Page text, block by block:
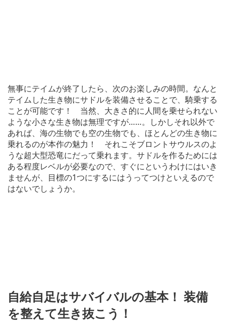
無事にテイムが終了したら、次のお楽しみの時間。なんと
テイムした生き物にサドルを装備させることで、騎乗する
ことが可能です！ 当然、大きさ的に人間を乗せられない
ような小さな生き物は無理ですが……。しかしそれ以外で
あれば、海の生物でも空の生物でも、ほとんどの生き物に
乗れるのが本作の魅力！ それこそブロントサウルスのよ
うな超大型恐竜にだって乗れます。サドルを作るためには
ある程度レベルが必要なので、すぐにというわけにはいき
ませんが、目標の1つにするにはうってつけといえるので
はないでしょうか。
自給自足はサバイバルの基本！ 装備
を整えて生き抜こう！